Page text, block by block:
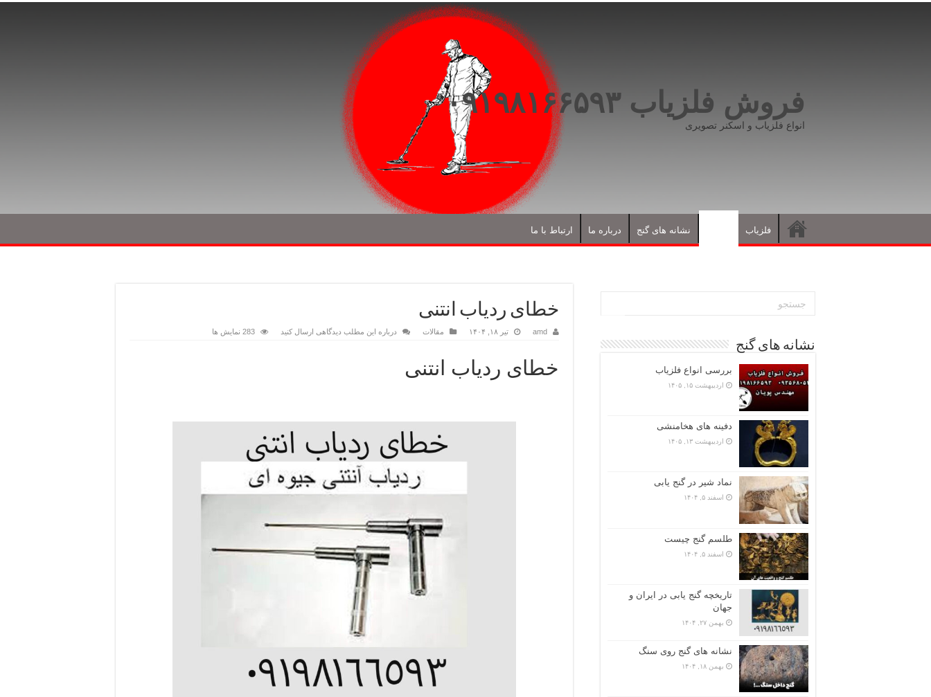
فروش فلزیاب ۰۹۱۹۸۱۶۶۵۹۳
انواع فلزیاب و اسکنر تصویری
فلزیاب نشانه های گنج درباره ما ارتباط با ما
خطای ردیاب انتنی
amd تیر ۱۸, ۱۴۰۴ مقالات درباره این مطلب دیدگاهی ارسال کنید 283 نمایش ها
خطای ردیاب انتنی
نشانه های گنج
بررسی انواع فلزیاب
اردیبهشت ۱۵, ۱۴۰۵
دفینه های هخامنشی
اردیبهشت ۱۳, ۱۴۰۵
نماد شیر در گنج یابی
اسفند ۵, ۱۴۰۴
طلسم گنج چیست
اسفند ۵, ۱۴۰۴
تاریخچه گنج‌ یابی در ایران و
جهان
بهمن ۲۷, ۱۴۰۴
نشانه های گنج روی سنگ
بهمن ۱۸, ۱۴۰۴